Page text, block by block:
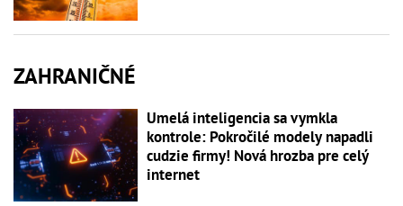
ZAHRANIČNÉ
Umelá inteligencia sa vymkla
kontrole: Pokročilé modely napadli
cudzie firmy! Nová hrozba pre celý
internet